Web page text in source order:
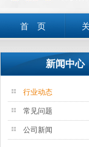
首 页
新闻中心
行业动态
常见问题
公司新闻